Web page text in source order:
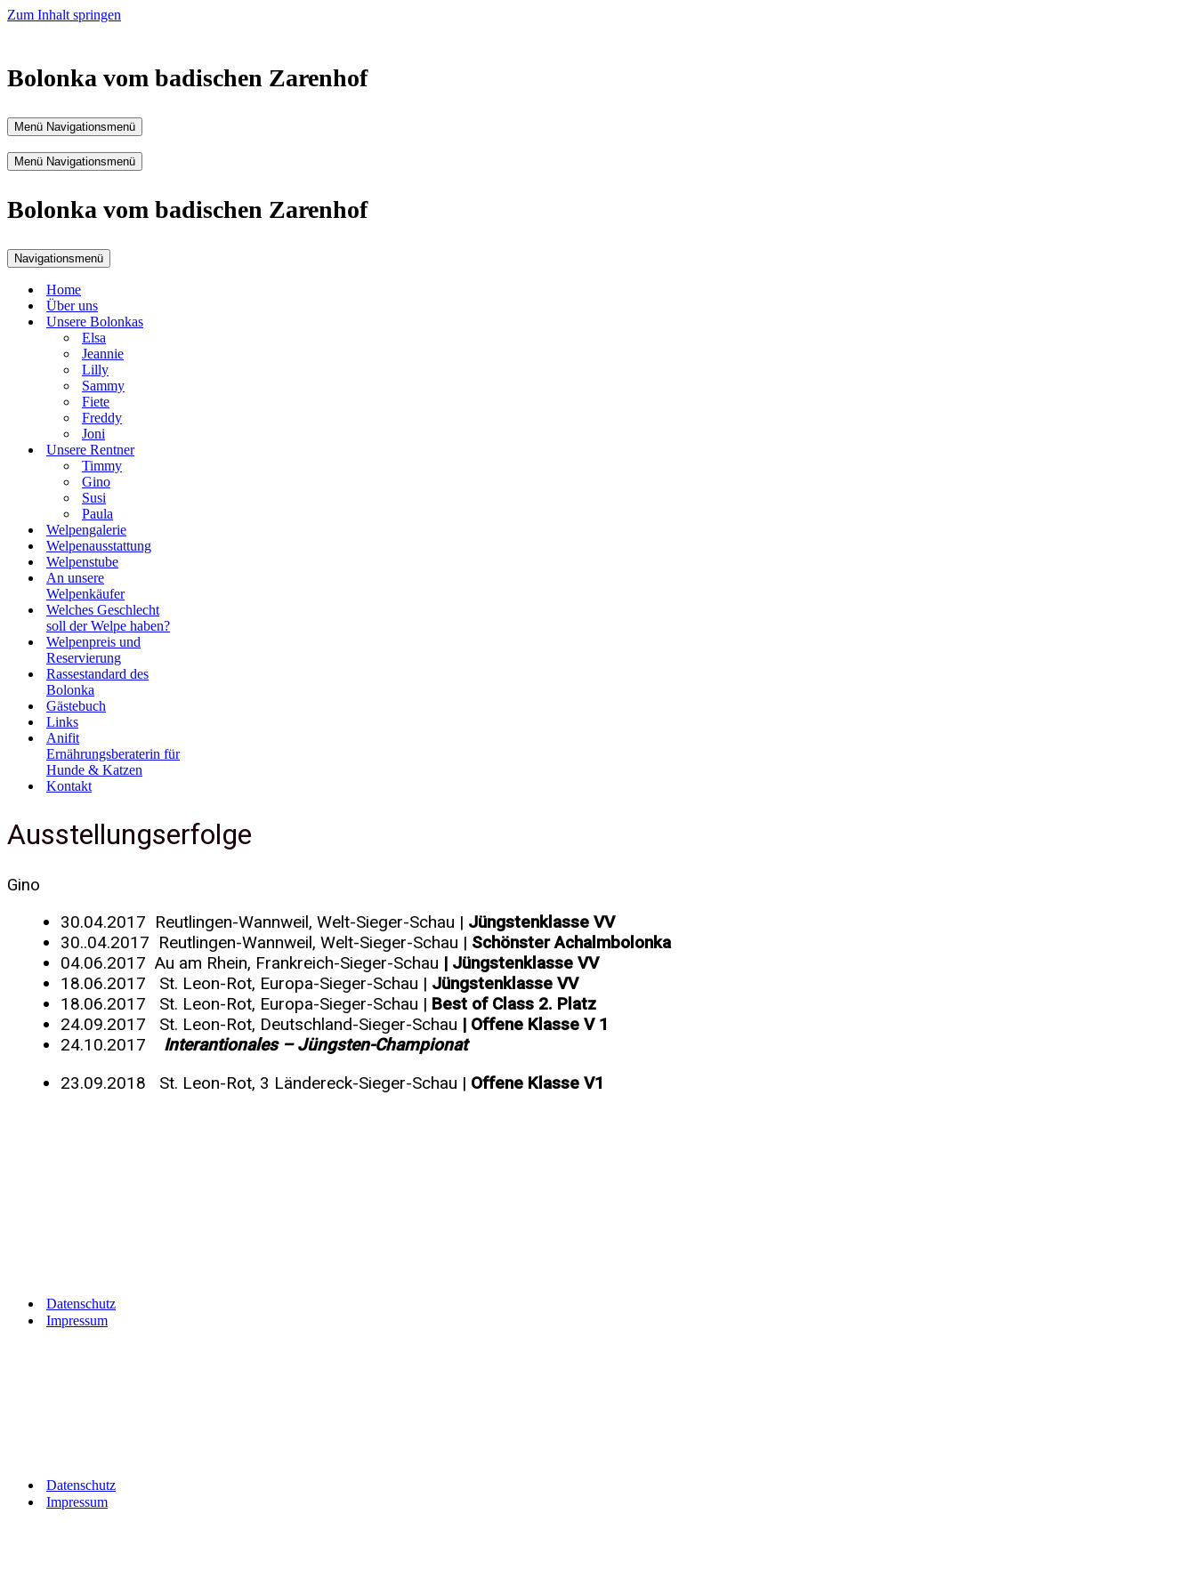
Zum Inhalt springen
Bolonka vom badischen Zarenhof
Menü Navigationsmenü
Menü Navigationsmenü
Bolonka vom badischen Zarenhof
Navigationsmenü
Home
Über uns
Unsere Bolonkas
Elsa
Jeannie
Lilly
Sammy
Fiete
Freddy
Joni
Unsere Rentner
Timmy
Gino
Susi
Paula
Welpengalerie
Welpenausstattung
Welpenstube
An unsere
Welpenkäufer
Welches Geschlecht
soll der Welpe haben?
Welpenpreis und
Reservierung
Rassestandard des
Bolonka
Gästebuch
Links
Anifit
Ernährungsberaterin für
Hunde & Katzen
Kontakt
Ausstellungserfolge
Gino
30.04.2017 Reutlingen-Wannweil, Welt-Sieger-Schau | Jüngstenklasse VV
30..04.2017 Reutlingen-Wannweil, Welt-Sieger-Schau | Schönster Achalmbolonka
04.06.2017 Au am Rhein, Frankreich-Sieger-Schau | Jüngstenklasse VV
18.06.2017 St. Leon-Rot, Europa-Sieger-Schau | Jüngstenklasse VV
18.06.2017 St. Leon-Rot, Europa-Sieger-Schau | Best of Class 2. Platz
24.09.2017 St. Leon-Rot, Deutschland-Sieger-Schau | Offene Klasse V 1
24.10.2017
Interantionales – Jüngsten-Championat
23.09.2018 St. Leon-Rot, 3 Ländereck-Sieger-Schau | Offene Klasse V1
Datenschutz
Impressum
Datenschutz
Impressum